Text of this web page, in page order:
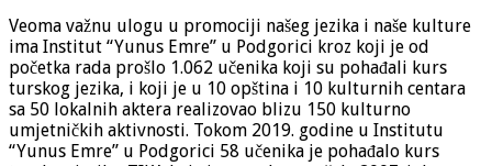
Veoma važnu ulogu u promociji našeg jezika i naše kulture
ima Institut “Yunus Emre” u Podgorici kroz koji je od
početka rada prošlo 1.062 učenika koji su pohađali kurs
turskog jezika, i koji je u 10 opština i 10 kulturnih centara
sa 50 lokalnih aktera realizovao blizu 150 kulturno
umjetničkih aktivnosti. Tokom 2019. godine u Institutu
“Yunus Emre” u Podgorici 58 učenika je pohađalo kurs